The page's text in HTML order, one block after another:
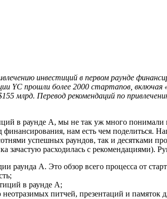
инвестиций в первом раунде
YC прошли более 2000 стартапов, включая
млрд. Перевод рекомендаций по
в раунде А, мы не так уж много понимали
нам есть чем поделиться.
успешных раундов, так и десятками
расходилась с рекомендациями).
раунда A. Это обзор всего процесса от
в раунде А;
питчей, презентаций и памяток